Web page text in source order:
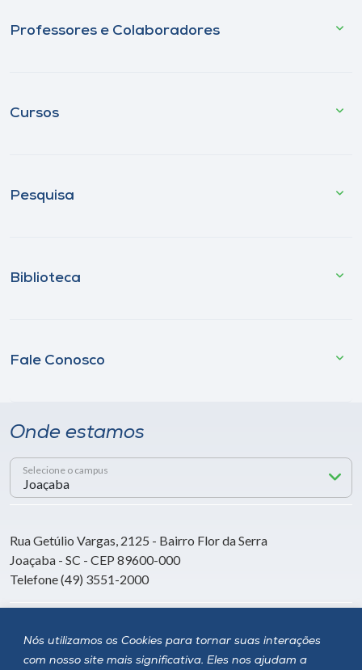
Nós utilizamos os Cookies para tornar suas interações
com nosso site mais significativa. Eles nos ajudam a
Professores e Colaboradores
Cursos
Pesquisa
Biblioteca
Fale Conosco
Onde estamos
Selecione o campus
Rua Getúlio Vargas, 2125 - Bairro Flor da Serra
Joaçaba - SC - CEP 89600-000
Telefone (49) 3551-2000
Siga a Unoesc